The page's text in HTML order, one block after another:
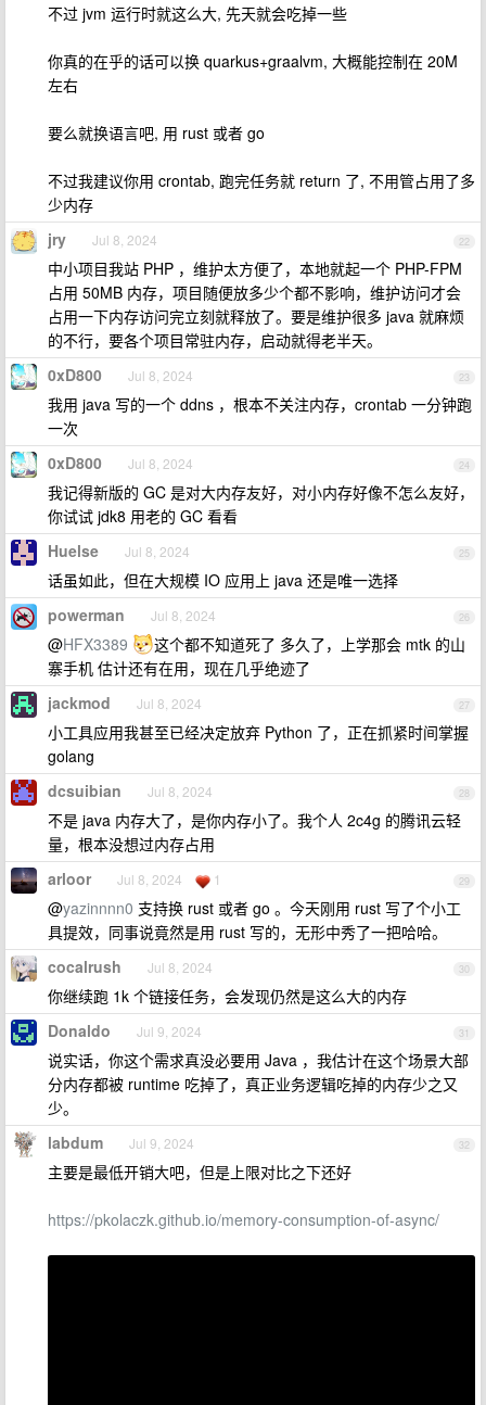
不过 jvm 运行时就这么大, 先天就会吃掉一些
你真的在乎的话可以换 quarkus+graalvm, 大概能控制在 20M
左右
要么就换语言吧, 用 rust 或者 go
不过我建议你用 crontab, 跑完任务就 return 了, 不用管占用了多
少内存
22
jry Jul 8, 2024
中小项目我站 PHP ，维护太方便了，本地就起一个 PHP-FPM
占用 50MB 内存，项目随便放多少个都不影响，维护访问才会
占用一下内存访问完立刻就释放了。要是维护很多 java 就麻烦
的不行，要各个项目常驻内存，启动就得老半天。
23
0xD800 Jul 8, 2024
我用 java 写的一个 ddns ，根本不关注内存，crontab 一分钟跑
一次
24
0xD800 Jul 8, 2024
我记得新版的 GC 是对大内存友好，对小内存好像不怎么友好，
你试试 jdk8 用老的 GC 看看
25
Huelse Jul 8, 2024
话虽如此，但在大规模 IO 应用上 java 还是唯一选择
26
powerman Jul 8, 2024
@HFX3389
这个都不知道死了 多久了，上学那会 mtk 的山
寨手机 估计还有在用，现在几乎绝迹了
27
jackmod Jul 8, 2024
小工具应用我甚至已经决定放弃 Python 了，正在抓紧时间掌握
golang
28
dcsuibian Jul 8, 2024
不是 java 内存大了，是你内存小了。我个人 2c4g 的腾讯云轻
量，根本没想过内存占用
29
arloor Jul 8, 2024 1
@yazinnnn0 支持换 rust 或者 go 。今天刚用 rust 写了个小工
具提效，同事说竟然是用 rust 写的，无形中秀了一把哈哈。
30
cocalrush Jul 8, 2024
你继续跑 1k 个链接任务，会发现仍然是这么大的内存
31
Donaldo Jul 9, 2024
说实话，你这个需求真没必要用 Java ，我估计在这个场景大部
分内存都被 runtime 吃掉了，真正业务逻辑吃掉的内存少之又
少。
32
labdum Jul 9, 2024
主要是最低开销大吧，但是上限对比之下还好
https://pkolaczk.github.io/memory-consumption-of-async/